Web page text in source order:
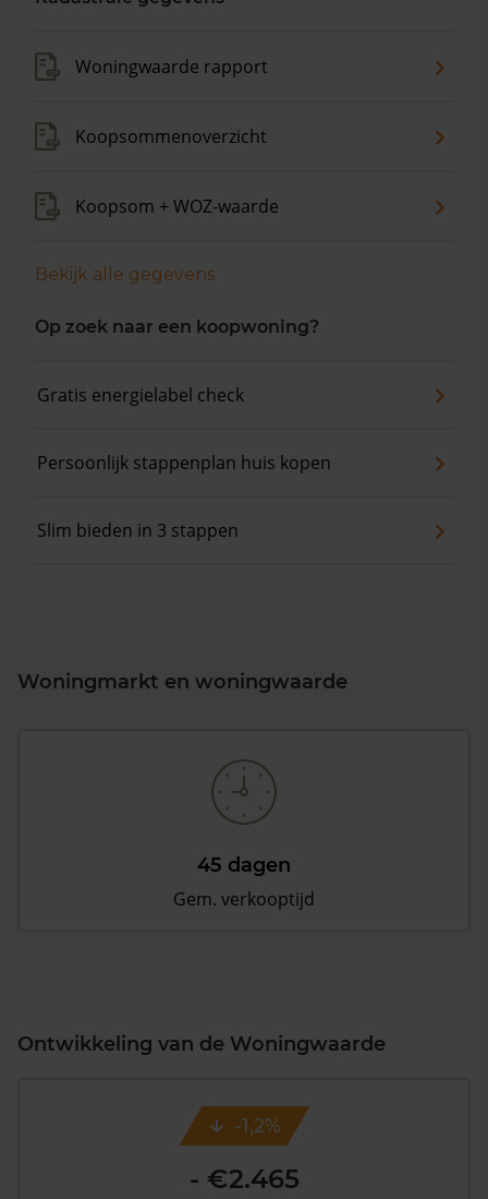
Woningwaarde rapport
Koopsommenoverzicht
Koopsom + WOZ-waarde
Bekijk alle gegevens
Op zoek naar een koopwoning?
Gratis energielabel check
Persoonlijk stappenplan huis kopen
Slim bieden in 3 stappen
Woningmarkt en woningwaarde
45 dagen
Gem. verkooptijd
Ontwikkeling van de Woningwaarde
-1,2%
- €2.465